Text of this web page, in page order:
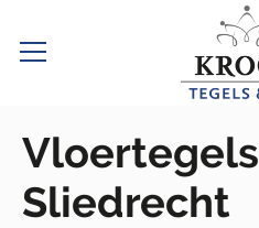
Vloertegels
Sliedrecht